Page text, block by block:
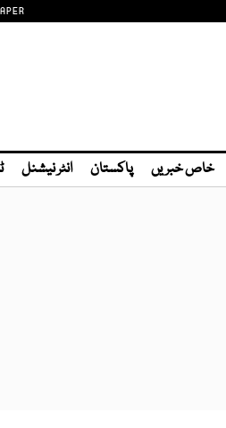
خاص خبریں پاکستان انٹر نیشنل